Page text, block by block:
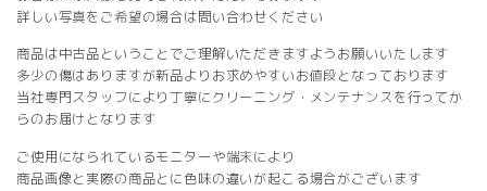
詳しい写真をご希望の場合は問い合わせください
商品は中古品ということでご理解いただきますようお願いいたします
多少の傷はありますが新品よりお求めやすいお値段となっております
当社専門スタッフにより丁寧にクリーニング・メンテナンスを行ってか
らのお届けとなります
ご使用になられているモニターや端末により
商品画像と実際の商品とに色味の違いが起こる場合がございます